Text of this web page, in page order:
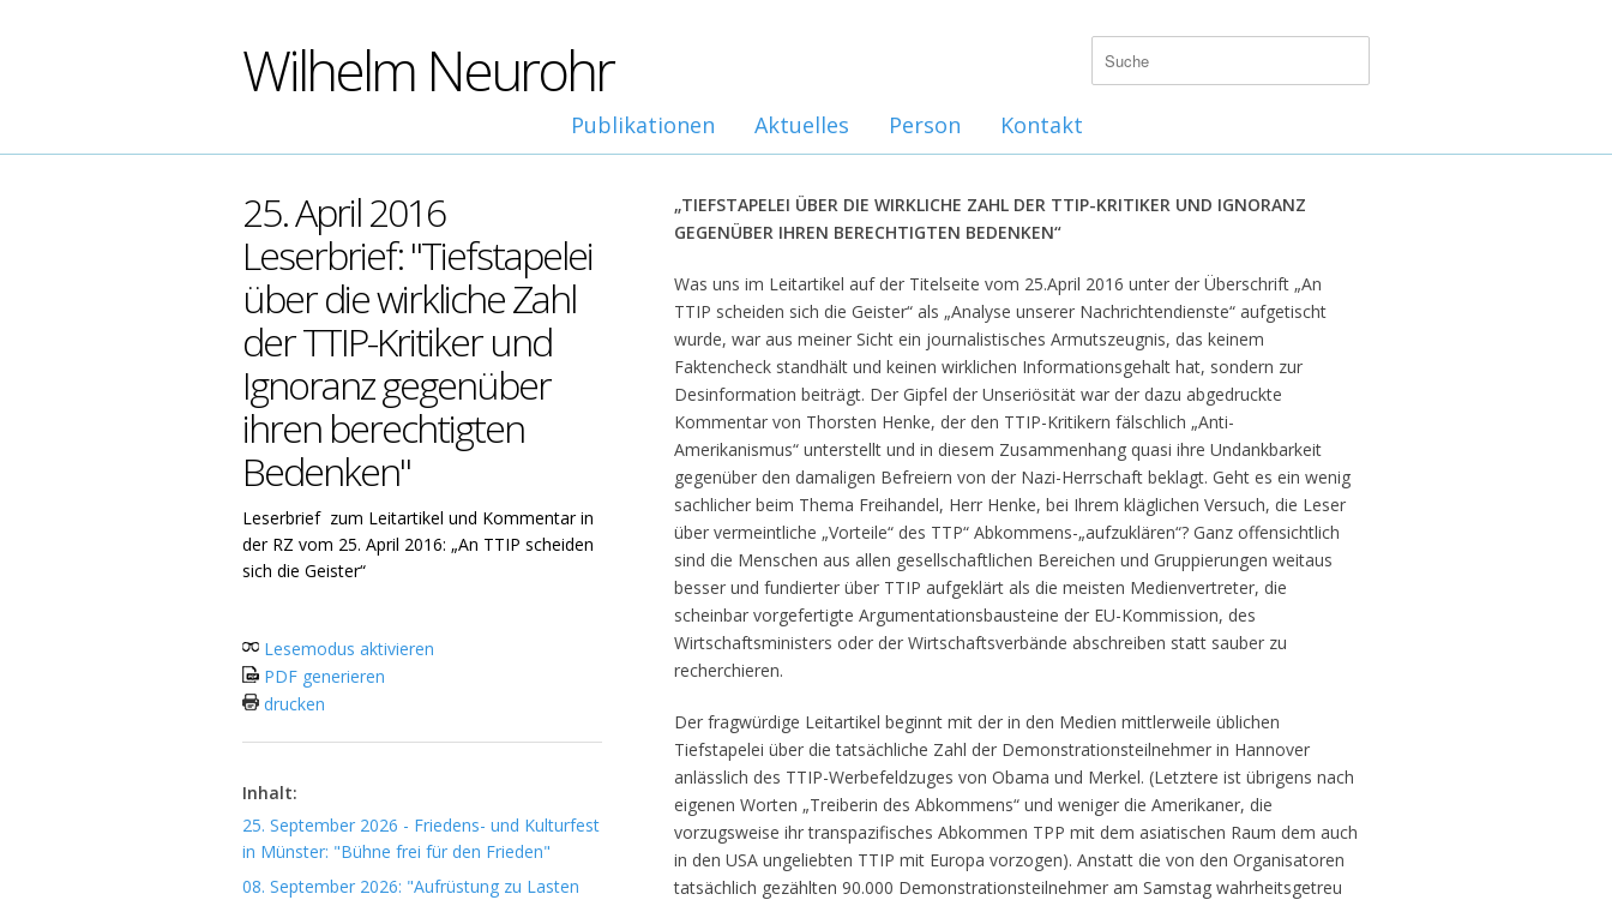
Wilhelm Neurohr
Publikationen Aktuelles Person Kontakt
25. April 2016
Leserbrief: "Tiefstapelei
über die wirkliche Zahl
der TTIP-Kritiker und
Ignoranz gegenüber
ihren berechtigten
Bedenken"
Leserbrief zum Leitartikel und Kommentar in
der RZ vom 25. April 2016: „An TTIP scheiden
sich die Geister“
Lesemodus aktivieren
PDF generieren
drucken
Inhalt:
25. September 2026 - Friedens- und Kulturfest
in Münster: "Bühne frei für den Frieden"
08. September 2026: "Aufrüstung zu Lasten
„TIEFSTAPELEI ÜBER DIE WIRKLICHE ZAHL DER TTIP-KRITIKER UND IGNORANZ
GEGENÜBER IHREN BERECHTIGTEN BEDENKEN“
Was uns im Leitartikel auf der Titelseite vom 25.April 2016 unter der Überschrift „An
TTIP scheiden sich die Geister“ als „Analyse unserer Nachrichtendienste“ aufgetischt
wurde, war aus meiner Sicht ein journalistisches Armutszeugnis, das keinem
Faktencheck standhält und keinen wirklichen Informationsgehalt hat, sondern zur
Desinformation beiträgt. Der Gipfel der Unseriösität war der dazu abgedruckte
Kommentar von Thorsten Henke, der den TTIP-Kritikern fälschlich „Anti-
Amerikanismus“ unterstellt und in diesem Zusammenhang quasi ihre Undankbarkeit
gegenüber den damaligen Befreiern von der Nazi-Herrschaft beklagt. Geht es ein wenig
sachlicher beim Thema Freihandel, Herr Henke, bei Ihrem kläglichen Versuch, die Leser
über vermeintliche „Vorteile“ des TTP“ Abkommens-„aufzuklären“? Ganz offensichtlich
sind die Menschen aus allen gesellschaftlichen Bereichen und Gruppierungen weitaus
besser und fundierter über TTIP aufgeklärt als die meisten Medienvertreter, die
scheinbar vorgefertigte Argumentationsbausteine der EU-Kommission, des
Wirtschaftsministers oder der Wirtschaftsverbände abschreiben statt sauber zu
recherchieren.
Der fragwürdige Leitartikel beginnt mit der in den Medien mittlerweile üblichen
Tiefstapelei über die tatsächliche Zahl der Demonstrationsteilnehmer in Hannover
anlässlich des TTIP-Werbefeldzuges von Obama und Merkel. (Letztere ist übrigens nach
eigenen Worten „Treiberin des Abkommens“ und weniger die Amerikaner, die
vorzugsweise ihr transpazifisches Abkommen TPP mit dem asiatischen Raum dem auch
in den USA ungeliebten TTIP mit Europa vorzogen). Anstatt die von den Organisatoren
tatsächlich gezählten 90.000 Demonstrationsteilnehmer am Samstag wahrheitsgetreu